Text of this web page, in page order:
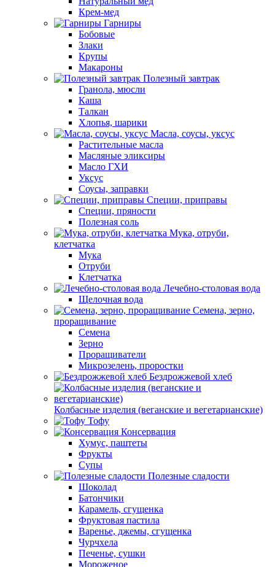
Крем-мед
Гарниры
Бобовые
Злаки
Крупы
Макароны
Полезный завтрак
Гранола, мюсли
Каша
Талкан
Хлопья, шарики
Масла, соусы, уксус
Растительные масла
Масляные эликсиры
Масло ГХИ
Уксус
Соусы, заправки
Специи, приправы
Специи, пряности
Полезная соль
Мука, отруби,
клетчатка
Мука
Отруби
Клетчатка
Лечебно-столовая вода
Щелочная вода
Семена, зерно,
проращивание
Семена
Зерно
Проращиватели
Микрозелень, проростки
Бездрожжевой хлеб
Колбасные изделия (веганские и вегетарианские)
Тофу
Консервация
Хумус, паштеты
Фрукты
Супы
Полезные сладости
Шоколад
Батончики
Карамель, сгущенка
Фруктовая пастила
Варенье, джемы, сгущенка
Чурчхела
Печенье, сушки
Мороженое